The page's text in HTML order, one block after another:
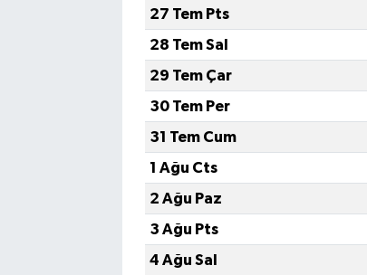
27 Tem Pts
28 Tem Sal
29 Tem Çar
30 Tem Per
31 Tem Cum
1 Ağu Cts
2 Ağu Paz
3 Ağu Pts
4 Ağu Sal